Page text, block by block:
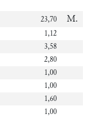
23,70 M.
1,12
3,58
2,80
1,00
1,00
1,60
1,00